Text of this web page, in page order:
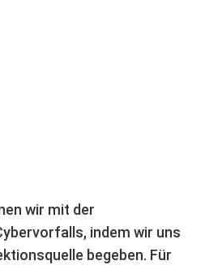
wir mit der
indem wir uns
begeben. Für